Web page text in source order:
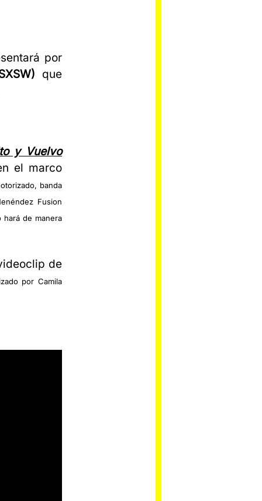
por
que
y Vuelvo
el marco
banda
Fusion
haráde manera
de
por Camila